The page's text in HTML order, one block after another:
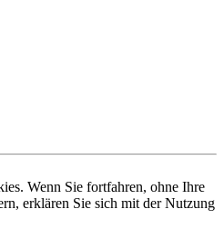
Wenn Sie fortfahren, ohne Ihre
erklären Sie sich mit der Nutzung